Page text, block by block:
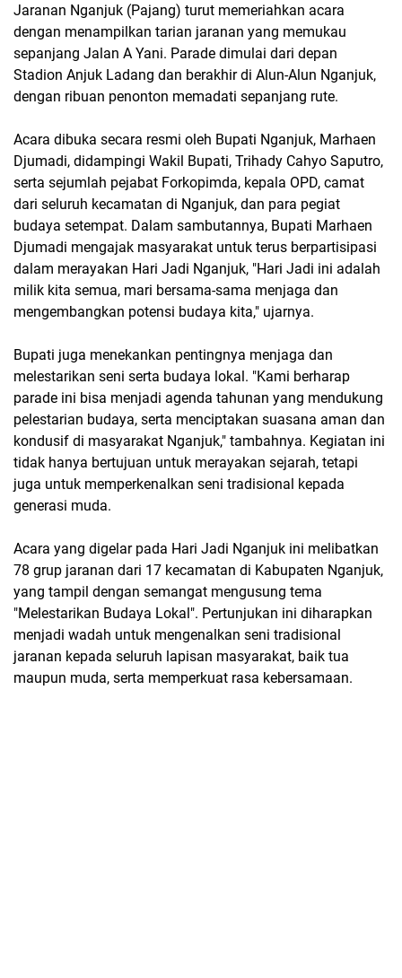
Jaranan Nganjuk (Pajang) turut memeriahkan acara
dengan menampilkan tarian jaranan yang memukau
sepanjang Jalan A Yani. Parade dimulai dari depan
Stadion Anjuk Ladang dan berakhir di Alun-Alun Nganjuk,
dengan ribuan penonton memadati sepanjang rute.
Acara dibuka secara resmi oleh Bupati Nganjuk, Marhaen
Djumadi, didampingi Wakil Bupati, Trihady Cahyo Saputro,
serta sejumlah pejabat Forkopimda, kepala OPD, camat
dari seluruh kecamatan di Nganjuk, dan para pegiat
budaya setempat. Dalam sambutannya, Bupati Marhaen
Djumadi mengajak masyarakat untuk terus berpartisipasi
dalam merayakan Hari Jadi Nganjuk, "Hari Jadi ini adalah
milik kita semua, mari bersama-sama menjaga dan
mengembangkan potensi budaya kita," ujarnya.
Bupati juga menekankan pentingnya menjaga dan
melestarikan seni serta budaya lokal. "Kami berharap
parade ini bisa menjadi agenda tahunan yang mendukung
pelestarian budaya, serta menciptakan suasana aman dan
kondusif di masyarakat Nganjuk," tambahnya. Kegiatan ini
tidak hanya bertujuan untuk merayakan sejarah, tetapi
juga untuk memperkenalkan seni tradisional kepada
generasi muda.
Acara yang digelar pada Hari Jadi Nganjuk ini melibatkan
78 grup jaranan dari 17 kecamatan di Kabupaten Nganjuk,
yang tampil dengan semangat mengusung tema
"Melestarikan Budaya Lokal". Pertunjukan ini diharapkan
menjadi wadah untuk mengenalkan seni tradisional
jaranan kepada seluruh lapisan masyarakat, baik tua
maupun muda, serta memperkuat rasa kebersamaan.